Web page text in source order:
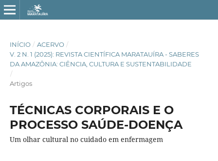
INÍCIO / ACERVO /
V. 2 N. 1 (2025): REVISTA CIENTÍFICA MARATAUÍRA - SABERES
DA AMAZÔNIA: CIÊNCIA, CULTURA E SUSTENTABILIDADE
/
Artigos
TÉCNICAS CORPORAIS E O
PROCESSO SAÚDE-DOENÇA
Um olhar cultural no cuidado em enfermagem